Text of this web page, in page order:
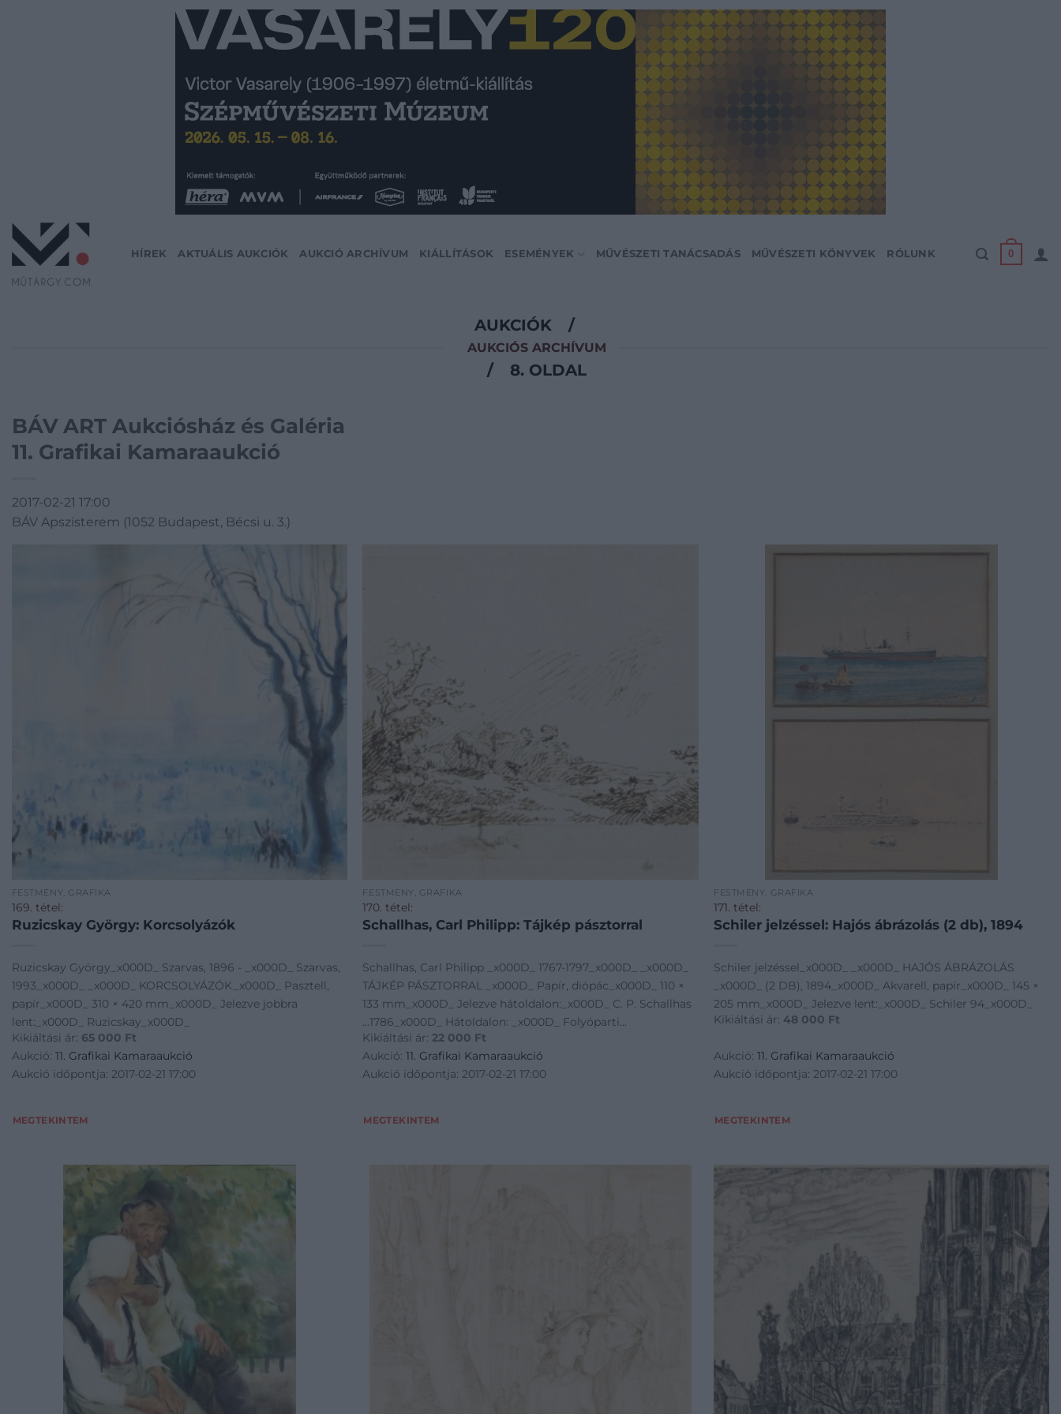
HÍREK AKTUÁLIS AUKCIÓK AUKCIÓ ARCHÍVUM KIÁLLÍTÁSOK ESEMÉNYEK MŰVÉSZETI TANÁCSADÁS MŰVÉSZETI KÖNYVEK RÓLUNK 0
AUKCIÓK /
AUKCIÓS ARCHÍVUM
/ 8. OLDAL
BÁV ART Aukciósház és Galéria
11. Grafikai Kamaraaukció
2017-02-21 17:00
BÁV Apszisterem (1052 Budapest, Bécsi u. 3.)
FESTMÉNY, GRAFIKA
169. tétel:
Ruzicskay György: Korcsolyázók
Ruzicskay György_x000D_ Szarvas, 1896 - _x000D_ Szarvas,
1993_x000D_ _x000D_ KORCSOLYÁZÓK_x000D_ Pasztell,
papír_x000D_ 310 × 420 mm_x000D_ Jelezve jobbra
lent:_x000D_ Ruzicskay_x000D_
Kikiáltási ár: 65 000 Ft
Aukció: 11. Grafikai Kamaraaukció
Aukció időpontja: 2017-02-21 17:00
MEGTEKINTEM
FESTMÉNY, GRAFIKA
170. tétel:
Schallhas, Carl Philipp: Tájkép pásztorral
Schallhas, Carl Philipp _x000D_ 1767-1797_x000D_ _x000D_
TÁJKÉP PÁSZTORRAL _x000D_ Papír, diópác_x000D_ 110 ×
133 mm_x000D_ Jelezve hátoldalon:_x000D_ C. P. Schallhas
...1786_x000D_ Hátoldalon: _x000D_ Folyóparti
tájkép_x000D_ _x000D_
Kikiáltási ár: 22 000 Ft
Aukció:11. Grafikai Kamaraaukció
Aukció időpontja: 2017-02-21 17:00
MEGTEKINTEM
FESTMÉNY, GRAFIKA
171. tétel:
Schiler jelzéssel: Hajós ábrázolás (2 db), 1894
Schiler jelzéssel_x000D_ _x000D_ HAJÓS ÁBRÁZOLÁS
_x000D_ (2 DB), 1894_x000D_ Akvarell, papír_x000D_ 145 ×
205 mm_x000D_ Jelezve lent:_x000D_ Schiler 94_x000D_
Kikiáltási ár: 48 000 Ft
Aukció:11. Grafikai Kamaraaukció
Aukció időpontja: 2017-02-21 17:00
MEGTEKINTEM